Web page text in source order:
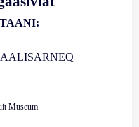
Museum